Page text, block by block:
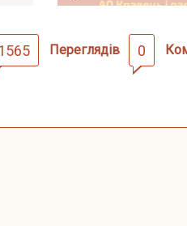
Переглядів 0